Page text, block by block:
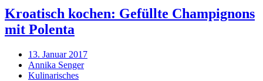
Kroatisch kochen: Gefüllte Champignons
mit Polenta
13. Januar 2017
Annika Senger
Kulinarisches